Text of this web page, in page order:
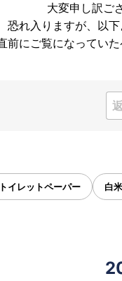
大変申し訳ご
恐れ入りますが、以
前にご覧になってい
トイレットペーパー 白米